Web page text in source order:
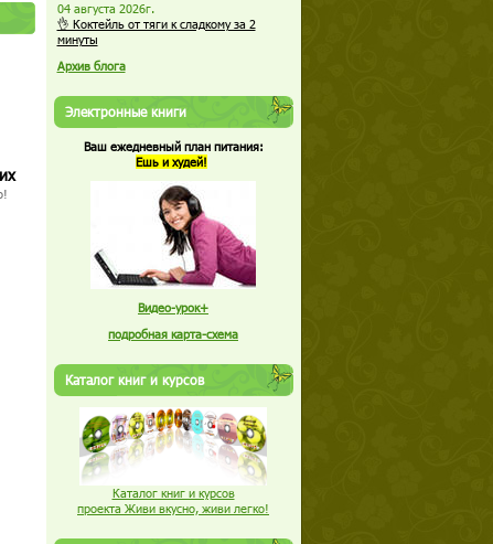
04 августа 2026г.
👌 Коктейль от тяги к сладкому за 2
минуты
Архив блога
Электронные книги
Ваш ежедневный план питания:
Ешь и худей!
Видео-урок+
подробная карта-схема
Каталог книг и курсов
Каталог книг и курсов
проекта Живи вкусно, живи легко!